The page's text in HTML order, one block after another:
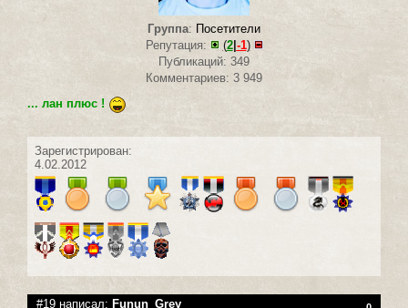
Группа: Посетители
Репутация:
(2| -1)
Публикаций: 349
Комментариев: 3 949
... лан плюс !
Зарегистрирован:
4.02.2012
#19 написал: Funun_Grey